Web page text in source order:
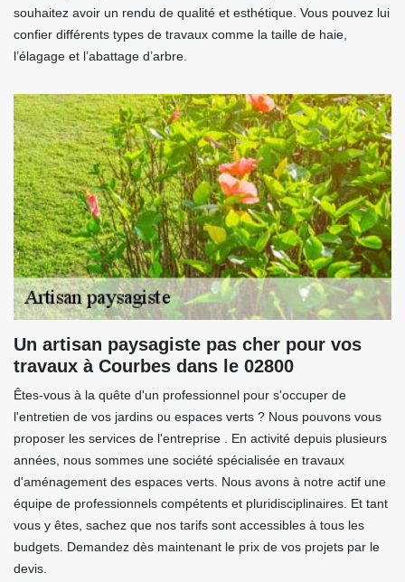
souhaitez avoir un rendu de qualité et esthétique. Vous pouvez lui
confier différents types de travaux comme la taille de haie,
l’élagage et l’abattage d’arbre.
Un artisan paysagiste pas cher pour vos
travaux à Courbes dans le 02800
Êtes-vous à la quête d'un professionnel pour s'occuper de
l'entretien de vos jardins ou espaces verts ? Nous pouvons vous
proposer les services de l'entreprise . En activité depuis plusieurs
années, nous sommes une société spécialisée en travaux
d'aménagement des espaces verts. Nous avons à notre actif une
équipe de professionnels compétents et pluridisciplinaires. Et tant
vous y êtes, sachez que nos tarifs sont accessibles à tous les
budgets. Demandez dès maintenant le prix de vos projets par le
devis.